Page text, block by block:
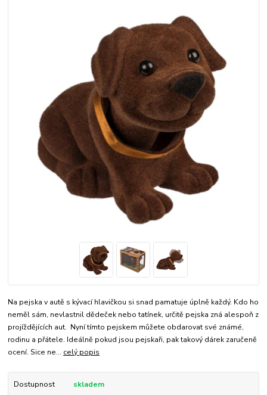
Na pejska v autě s kývací hlavičkou si snad pamatuje úplně každý. Kdo ho
neměl sám, nevlastnil dědeček nebo tatínek, určitě pejska zná alespoň z
projíždějících aut. Nyní tímto pejskem můžete obdarovat své známé,
rodinu a přátele. Ideálně pokud jsou pejskaři, pak takový dárek zaručeně
ocení. Sice ne... celý popis
Dostupnost
skladem